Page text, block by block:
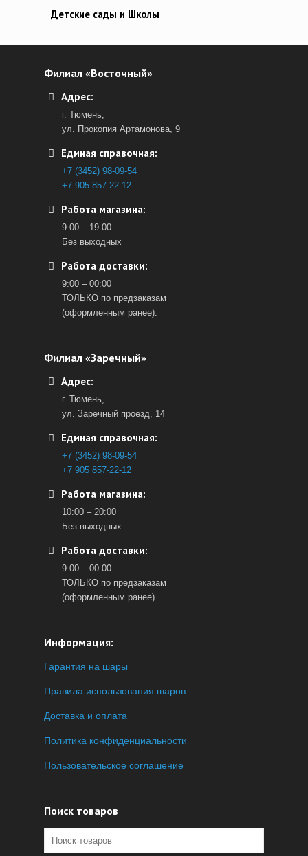
Детские сады и Школы
Филиал «Восточный»
Адрес:
г. Тюмень,
ул. Прокопия Артамонова, 9
Единая справочная:
+7 (3452) 98-09-54
+7 905 857-22-12
Работа магазина:
9:00 – 19:00
Без выходных
Работа доставки:
9:00 – 00:00
ТОЛЬКО по предзаказам
(оформленным ранее).
Филиал «Заречный»
Адрес:
г. Тюмень,
ул. Заречный проезд, 14
Единая справочная:
+7 (3452) 98-09-54
+7 905 857-22-12
Работа магазина:
10:00 – 20:00
Без выходных
Работа доставки:
9:00 – 00:00
ТОЛЬКО по предзаказам
(оформленным ранее).
Информация:
Гарантия на шары
Правила использования шаров
Доставка и оплата
Политика конфиденциальности
Пользовательское соглашение
Поиск товаров